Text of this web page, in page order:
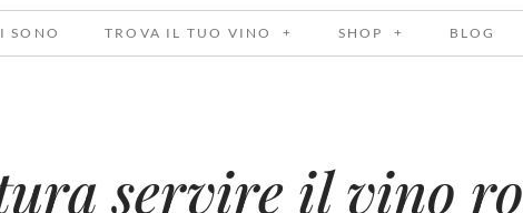
SONO TROVA IL TUO VINO SHOP BLOG
servire il vino